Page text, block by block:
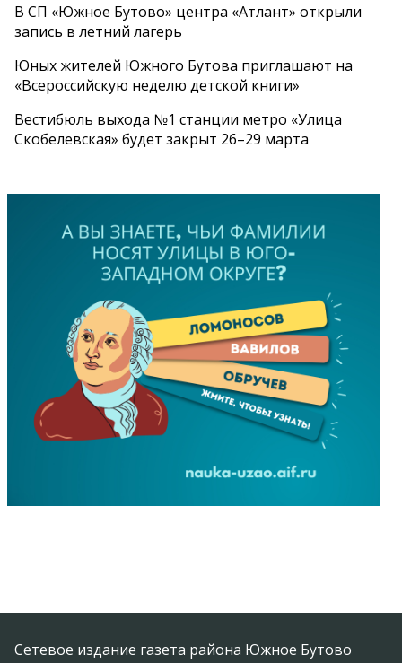
В СП «Южное Бутово» центра «Атлант» открыли
запись в летний лагерь
Юных жителей Южного Бутова приглашают на
«Всероссийскую неделю детской книги»
Вестибюль выхода №1 станции метро «Улица
Скобелевская» будет закрыт 26–29 марта
Сетевое издание газета района Южное Бутово